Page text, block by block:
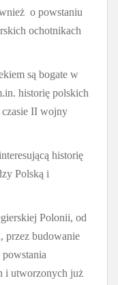
o powstaniu
ochotnikach
są bogate w
historię polskich
II wojny
historię
Polską i
Polonii, od
przez budowanie
i utworzonych już